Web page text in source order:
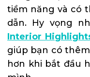
tiềm năng và có
dẫn. Hy vọng
Interior
giúp bạn có
hơn khi bắt đầu